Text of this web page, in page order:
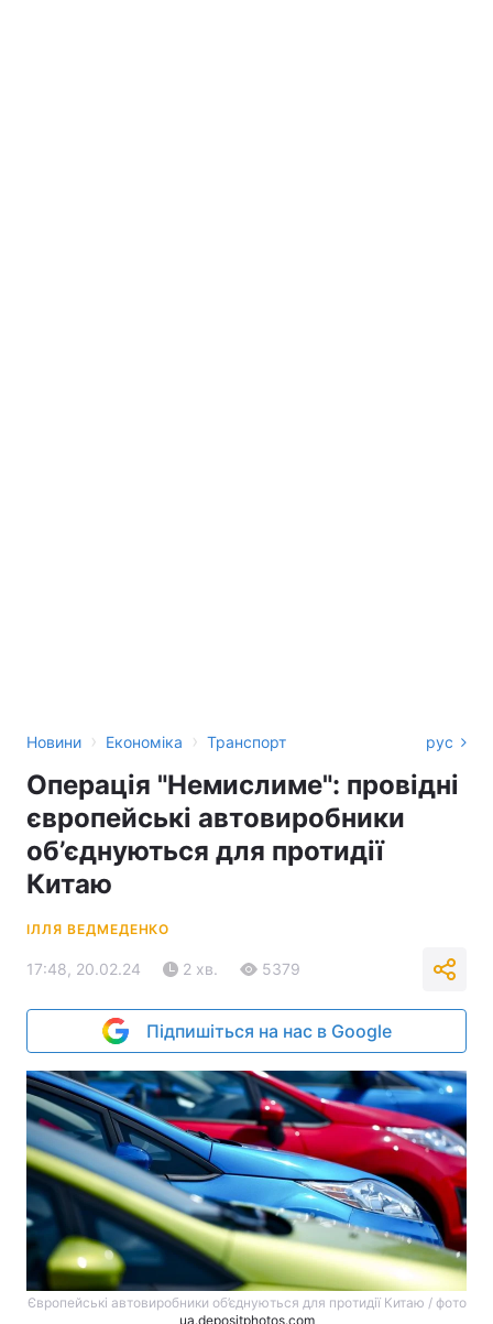
Новини › Економіка › Транспорт рус
Операція "‎Немислиме"‎: провідні
європейські автовиробники
об’єднуються для протидії
Китаю
ІЛЛЯ ВЕДМЕДЕНКО
17:48, 20.02.24 2 хв. 5379
Підпишіться на нас в Google
Європейські автовиробники об’єднуються для протидії Китаю / фото
ua.depositphotos.com